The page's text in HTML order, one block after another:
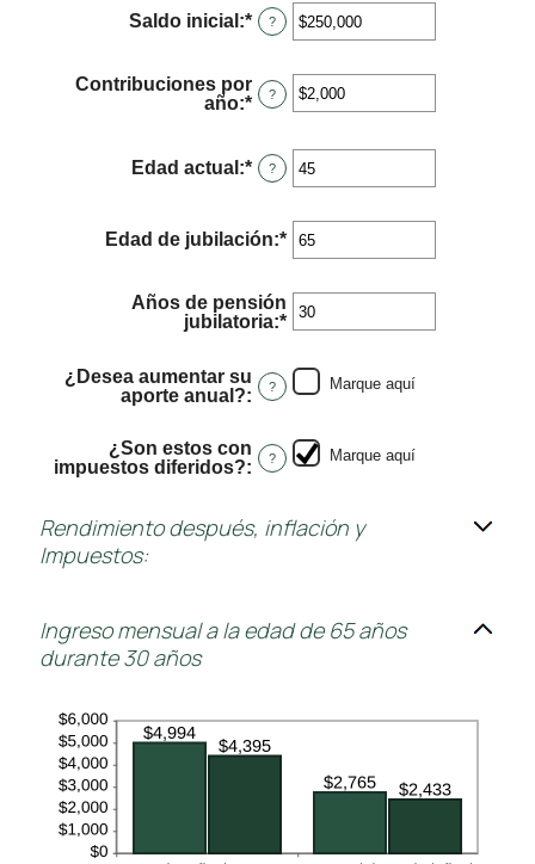
Saldo inicial :* Enter
an
between
$0
?
Contribuciones por
año:* Enter
between
$0
$100,000,000
?
Edad actual :* Enter
an
between
15
?
Edad de jubilación:* Enter
an
between
10
and
Años de pensión
jubilatoria:* Enter
between
1
100
¿Desea aumentar su
aporte anual?: ? Marque aquí
¿Son estos con
impuestos diferidos?: ? Marque aquí
Rendimiento después, inflación y
Impuestos:
Ingreso mensual a la edad de 65 años
durante 30 años